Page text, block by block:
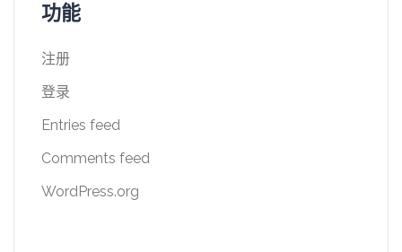
功能
注册
登录
Entries feed
Comments feed
WordPress.org